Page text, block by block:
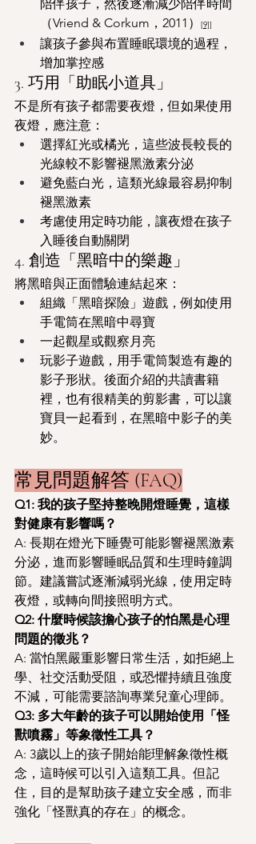
陪伴孩子，然後逐漸減少陪伴時間
（Vriend & Corkum，2011）
[9]]
讓孩子參與布置睡眠環境的過程，
增加掌控感
3. 巧用「助眠小道具」
不是所有孩子都需要夜燈，但如果使用
夜燈，應注意：
選擇紅光或橘光，這些波長較長的
光線較不影響褪黑激素分泌
避免藍白光，這類光線最容易抑制
褪黑激素
考慮使用定時功能，讓夜燈在孩子
入睡後自動關閉
4. 創造「黑暗中的樂趣」
將黑暗與正面體驗連結起來：
組織「黑暗探險」遊戲，例如使用
手電筒在黑暗中尋寶
一起觀星或觀察月亮
玩影子遊戲，用手電筒製造有趣的
影子形狀。後面介紹的共讀書籍
裡，也有很精美的剪影書，可以讓
寶貝一起看到，在黑暗中影子的美
妙。
常見問題解答 (FAQ)
Q1: 我的孩子堅持整晚開燈睡覺，這樣
對健康有影響嗎？
A: 長期在燈光下睡覺可能影響褪黑激素
分泌，進而影響睡眠品質和生理時鐘調
節。建議嘗試逐漸減弱光線，使用定時
夜燈，或轉向間接照明方式。
Q2: 什麼時候該擔心孩子的怕黑是心理
問題的徵兆？
A: 當怕黑嚴重影響日常生活，如拒絕上
學、社交活動受阻，或恐懼持續且強度
不減，可能需要諮詢專業兒童心理師。
Q3: 多大年齡的孩子可以開始使用「怪
獸噴霧」等象徵性工具？
A: 3歲以上的孩子開始能理解象徵性概
念，這時候可以引入這類工具。但記
住，目的是幫助孩子建立安全感，而非
強化「怪獸真的存在」的概念。